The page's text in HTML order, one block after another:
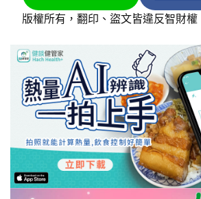
版權所有，翻印、盜文皆違反智財權